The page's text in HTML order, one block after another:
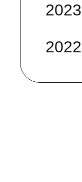
2023
2022
2021